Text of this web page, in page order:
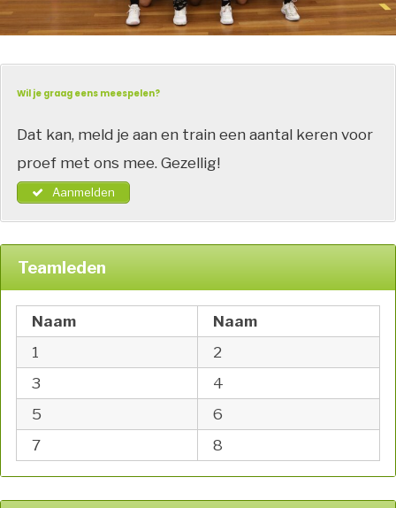
Wil je graag eens meespelen?
Dat kan, meld je aan en train een aantal keren voor
proef met ons mee. Gezellig!
Aanmelden
Teamleden
Naam
Naam
1
2
3
4
5
6
7
8